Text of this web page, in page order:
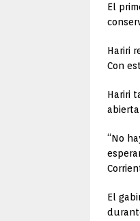
El
Hariri
Con
Hariri
“No
El